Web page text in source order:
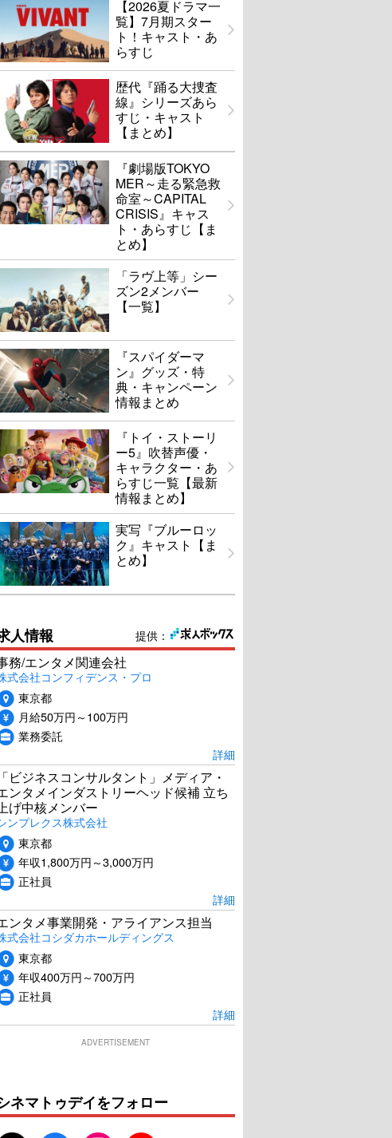
【2026夏ドラマ一
覧】7月期スター
ト！キャスト・あ
らすじ
歴代『踊る大捜査
線』シリーズあら
すじ・キャスト
【まとめ】
『劇場版TOKYO
MER～走る緊急救
命室～CAPITAL
CRISIS』キャス
ト・あらすじ【ま
とめ】
「ラヴ上等」シー
ズン2メンバー
【一覧】
『スパイダーマ
ン』グッズ・特
典・キャンペーン
情報まとめ
『トイ・ストーリ
ー5』吹替声優・
キャラクター・あ
らすじ一覧【最新
情報まとめ】
実写『ブルーロッ
ク』キャスト【ま
とめ】
提供：
人情報
務/エンタメ関連会社
式会社コンフィデンス・プロ
東京都
月給50万円～100万円
業務委託
詳細
「ビジネスコンサルタント」メディア・
ンタメインダストリーヘッド候補 立ち
げ中核メンバー
ンプレクス株式会社
東京都
年収1,800万円～3,000万円
正社員
詳細
ンタメ事業開発・アライアンス担当
式会社コシダカホールディングス
東京都
年収400万円～700万円
正社員
詳細
ADVERTISEMENT
ネマトゥデイをフォロー